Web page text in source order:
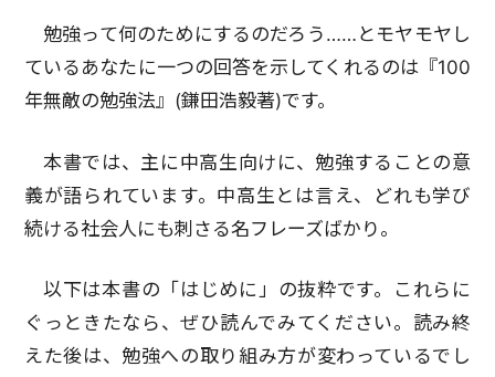
勉強って何のためにするのだろう……とモヤモヤし
ているあなたに一つの回答を示してくれるのは『100
年無敵の勉強法』(鎌田浩毅著)です。
本書では、主に中高生向けに、勉強することの意
義が語られています。中高生とは言え、どれも学び
続ける社会人にも刺さる名フレーズばかり。
以下は本書の「はじめに」の抜粋です。これらに
ぐっときたなら、ぜひ読んでみてください。読み終
えた後は、勉強への取り組み方が変わっているでし